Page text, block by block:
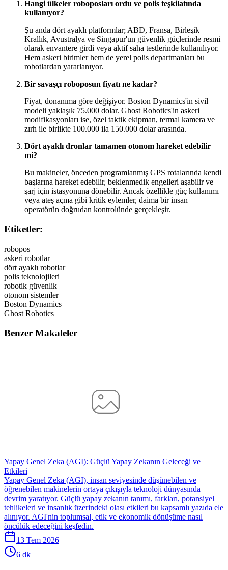
Hangi ülkeler roboposları ordu ve polis teşkilatında
kullanıyor?
Şu anda dört ayaklı platformlar; ABD, Fransa, Birleşik
Krallık, Avustralya ve Singapur'un güvenlik güçlerinde resmi
olarak envantere girdi veya aktif saha testlerinde kullanılıyor.
Hem askeri birimler hem de yerel polis departmanları bu
robotlardan yararlanıyor.
Bir savaşçı roboposun fiyatı ne kadar?
Fiyat, donanıma göre değişiyor. Boston Dynamics'in sivil
modeli yaklaşık 75.000 dolar. Ghost Robotics'in askeri
modifikasyonları ise, özel taktik ekipman, termal kamera ve
zırh ile birlikte 100.000 ila 150.000 dolar arasında.
Dört ayaklı dronlar tamamen otonom hareket edebilir
mi?
Bu makineler, önceden programlanmış GPS rotalarında kendi
başlarına hareket edebilir, beklenmedik engelleri aşabilir ve
şarj için istasyonuna dönebilir. Ancak özellikle güç kullanımı
veya ateş açma gibi kritik eylemler, daima bir insan
operatörün doğrudan kontrolünde gerçekleşir.
Etiketler:
robopos
askeri robotlar
dört ayaklı robotlar
polis teknolojileri
robotik güvenlik
otonom sistemler
Boston Dynamics
Ghost Robotics
Benzer Makaleler
Yapay Genel Zeka (AGI): Güçlü Yapay Zekanın Geleceği ve
Etkileri
Yapay Genel Zeka (AGI), insan seviyesinde düşünebilen ve
öğrenebilen makinelerin ortaya çıkışıyla teknoloji dünyasında
devrim yaratıyor. Güçlü yapay zekanın tanımı, farkları, potansiyel
tehlikeleri ve insanlık üzerindeki olası etkileri bu kapsamlı yazıda ele
alınıyor. AGI'nin toplumsal, etik ve ekonomik dönüşüme nasıl
öncülük edeceğini keşfedin.
13 Tem 2026
6 dk